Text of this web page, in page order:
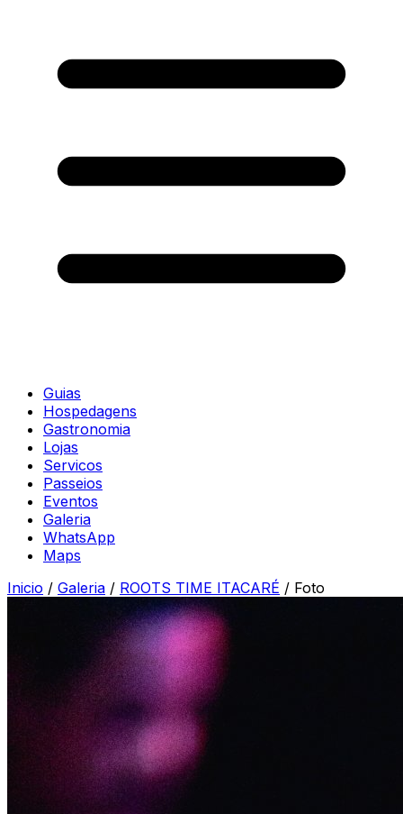
Guias
Hospedagens
Gastronomia
Lojas
Servicos
Passeios
Eventos
Galeria
WhatsApp
Maps
Inicio / Galeria / ROOTS TIME ITACARÉ / Foto